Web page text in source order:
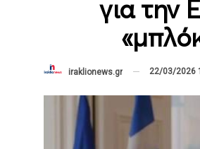
για την
iraklionews.gr 22/03/2026